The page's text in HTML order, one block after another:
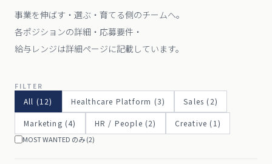
事業を伸ばす・選ぶ・育てる側のチームへ。
各ポジションの詳細・応募要件・
給与レンジは詳細ページに記載しています。
FILTER
All (12) Healthcare Platform (3) Sales (2)
Marketing (4) HR / People (2) Creative (1 )
MOST WANTED のみ (2)